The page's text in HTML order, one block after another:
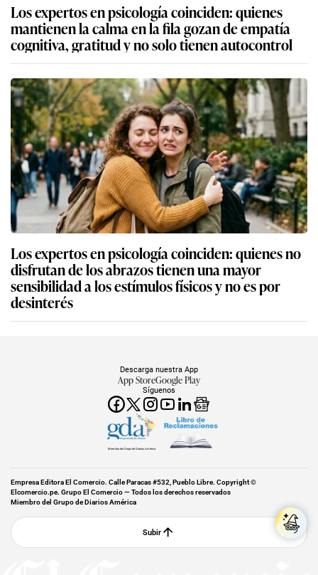
Los expertos en psicología coinciden: quienes
mantienen la calma en la fila gozan de empatía
cognitiva, gratitud y no solo tienen autocontrol
Los expertos en psicología coinciden: quienes no
disfrutan de los abrazos tienen una mayor
sensibilidad a los estímulos físicos y no es por
desinterés
Síguenos
Descarga nuestra App
App StoreGoogle Play
Miembro del Grupo de Diarios América
Empresa Editora El Comercio. Calle Paracas #532, Pueblo Libre. Copyright ©
Elcomercio.pe. Grupo El Comercio — Todos los derechos reservados
Miembro del Grupo de Diarios América
Subir